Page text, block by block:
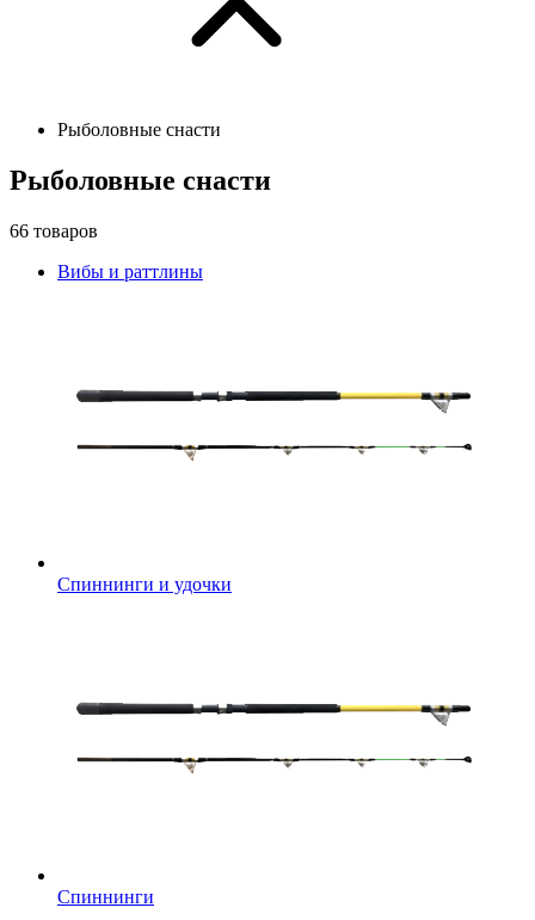
Рыболовные снасти
Рыболовные снасти
66 товаров
Вибы и раттлины
Спиннинги и удочки
Спиннинги